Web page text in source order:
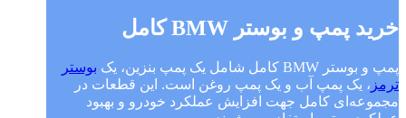
خرید پمپ و بوستر BMW کامل
پمپ و بوستر BMW کامل شامل یک پمپ بنزین، یک
بوستر
ترمز ، یک پمپ آب و یک پمپ روغن است. این قطعات در
مجموعه‌ای کامل جهت افزایش عملکرد خودرو و بهبود